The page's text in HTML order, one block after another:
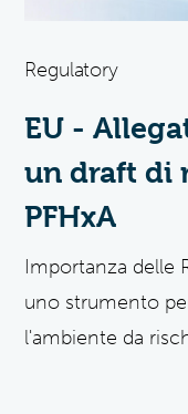
Regulatory
EU -
un draft di
PFHxA
Importanza delle
uno strumento
l'ambiente da